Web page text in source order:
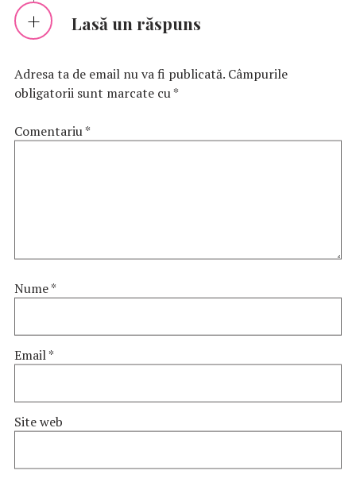
Lasă un răspuns
Adresa ta de email nu va fi publicată. Câmpurile
obligatorii sunt marcate cu*
Comentariu*
Nume*
Email*
Site web